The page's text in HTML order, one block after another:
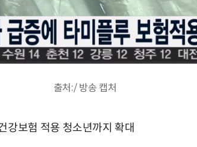
출처:/ 방송 캡처
강보험 적용 청소년까지 확대